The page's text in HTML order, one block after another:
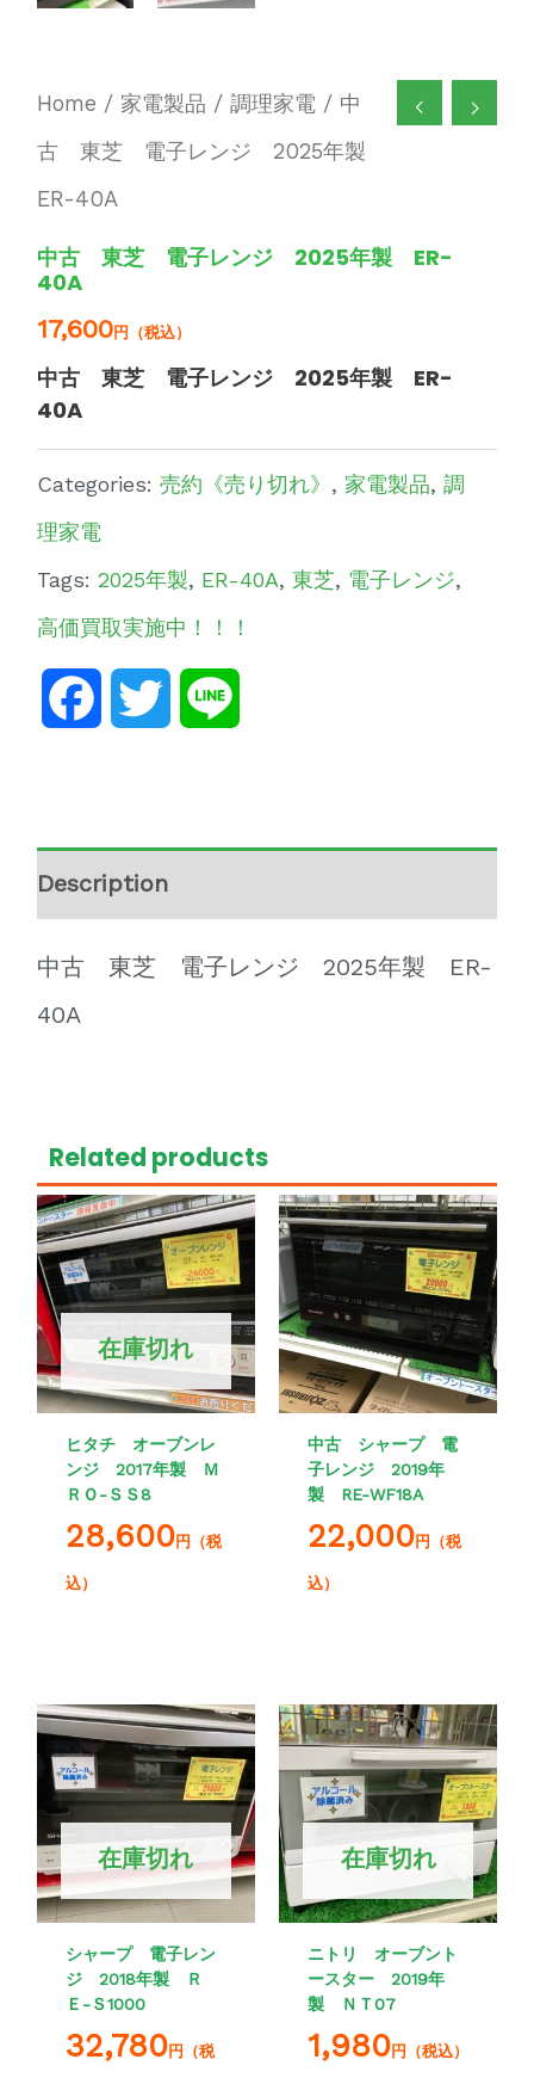
Home / 家電製品 / 調理家電 / 中
古 東芝 電子レンジ 2025年製
ER-40A
中古 東芝 電子レンジ 2025年製 ER-
40A
17,600円（税込）
中古 東芝 電子レンジ 2025年製 ER-
40A
Categories: 売約《売り切れ》 , 家電製品, 調
理家電
Tags: 2025年製, ER-40A, 東芝, 電子レンジ,
高価買取実施中！！！
FacebookTwitter
Description
中古 東芝 電子レンジ 2025年製 ER-
40A
Related products
在庫切れ
ヒタチ オーブンレ
ンジ 2017年製 Ｍ
ＲＯ-ＳＳ8
28,600円（税
込）
中古 シャープ 電
子レンジ 2019年
製 RE-WF18A
22,000円（税
込）
在庫切れ
シャープ 電子レン
ジ 2018年製 Ｒ
Ｅ-Ｓ1000
32,780円（税
在庫切れ
ニトリ オーブント
ースター 2019年
製 ＮＴ07
1,980円（税込）